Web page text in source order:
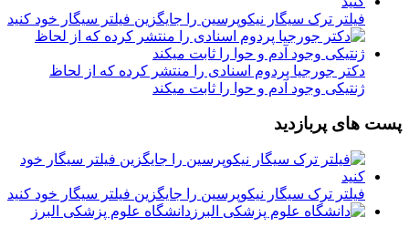
فیلتر ترک سیگار نیکوپرسین را جایگزین فیلتر سیگار خود کنید
دکتر جورجیا پردوم اسنادی را منتشر کرده که از لحاظ
ژنتیکی وجود آدم و حوا را ثابت میکند
پست های پربازدید
فیلتر ترک سیگار نیکوپرسین را جایگزین فیلتر سیگار خود کنید
دانشگاه علوم پزشکی البرز